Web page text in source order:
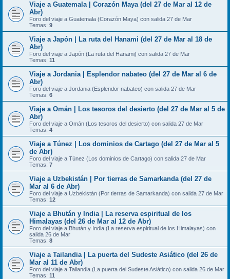
Viaje a Guatemala | Corazón Maya (del 27 de Mar al 12 de
Abr)
Foro del viaje a Guatemala (Corazón Maya) con salida 27 de Mar
Temas: 9
Viaje a Japón | La ruta del Hanami (del 27 de Mar al 18 de
Abr)
Foro del viaje a Japón (La ruta del Hanami) con salida 27 de Mar
Temas: 11
Viaje a Jordania | Esplendor nabateo (del 27 de Mar al 6 de
Abr)
Foro del viaje a Jordania (Esplendor nabateo) con salida 27 de Mar
Temas: 6
Viaje a Omán | Los tesoros del desierto (del 27 de Mar al 5 de
Abr)
Foro del viaje a Omán (Los tesoros del desierto) con salida 27 de Mar
Temas: 4
Viaje a Túnez | Los dominios de Cartago (del 27 de Mar al 5
de Abr)
Foro del viaje a Túnez (Los dominios de Cartago) con salida 27 de Mar
Temas: 7
Viaje a Uzbekistán | Por tierras de Samarkanda (del 27 de
Mar al 6 de Abr)
Foro del viaje a Uzbekistán (Por tierras de Samarkanda) con salida 27 de Mar
Temas: 12
Viaje a Bhután y India | La reserva espiritual de los
Himalayas (del 26 de Mar al 12 de Abr)
Foro del viaje a Bhután y India (La reserva espiritual de los Himalayas) con
salida 26 de Mar
Temas: 8
Viaje a Tailandia | La puerta del Sudeste Asiático (del 26 de
Mar al 11 de Abr)
Foro del viaje a Tailandia (La puerta del Sudeste Asiático) con salida 26 de Mar
Temas: 11